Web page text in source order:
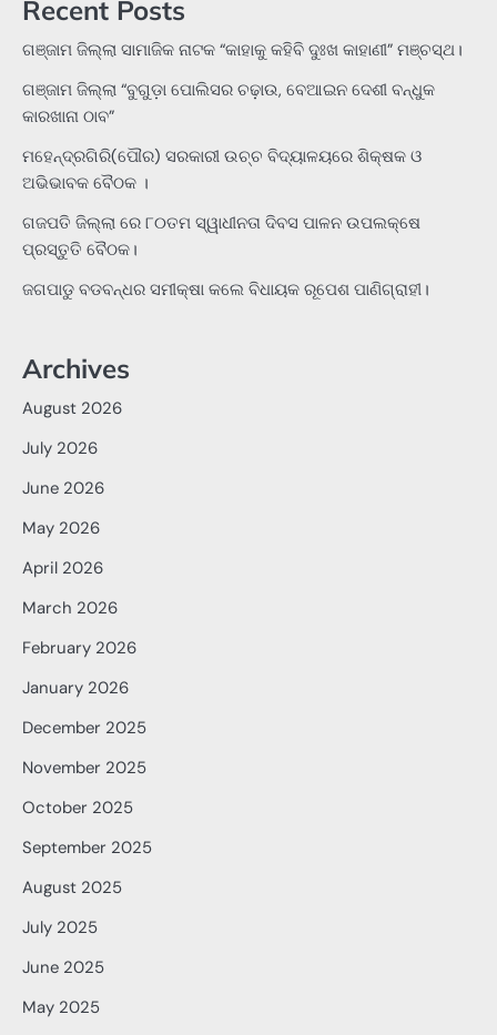
Recent Posts
ଗଞ୍ଜାମ ଜିଲ୍ଲା ସାମାଜିକ ନାଟକ “କାହାକୁ କହିବି ଦୁଃଖ କାହାଣୀ” ମଞ୍ଚସ୍ଥ।
ଗଞ୍ଜାମ ଜିଲ୍ଲା “ବୁଗୁଡ଼ା ପୋଲିସର ଚଢ଼ାଉ, ବେଆଇନ ଦେଶୀ ବନ୍ଧୁକ
କାରଖାନା ଠାବ”
ମହେନ୍ଦ୍ରଗିରି(ପୌର) ସରକାରୀ ଉଚ୍ଚ ବିଦ୍ୟାଳୟରେ ଶିକ୍ଷକ ଓ
ଅଭିଭାବକ ବୈଠକ ।
ଗଜପତି ଜିଲ୍ଲା ରେ ୮୦ତମ ସ୍ୱାଧୀନତା ଦିବସ ପାଳନ ଉପଲକ୍ଷେ
ପ୍ରସ୍ତୁତି ବୈଠକ।
ଜଗପାଡୁ ବଡବନ୍ଧର ସମୀକ୍ଷା କଲେ ବିଧାୟକ ରୂପେଶ ପାଣିଗ୍ରାହୀ।
Archives
August 2026
July 2026
June 2026
May 2026
April 2026
March 2026
February 2026
January 2026
December 2025
November 2025
October 2025
September 2025
August 2025
July 2025
June 2025
May 2025